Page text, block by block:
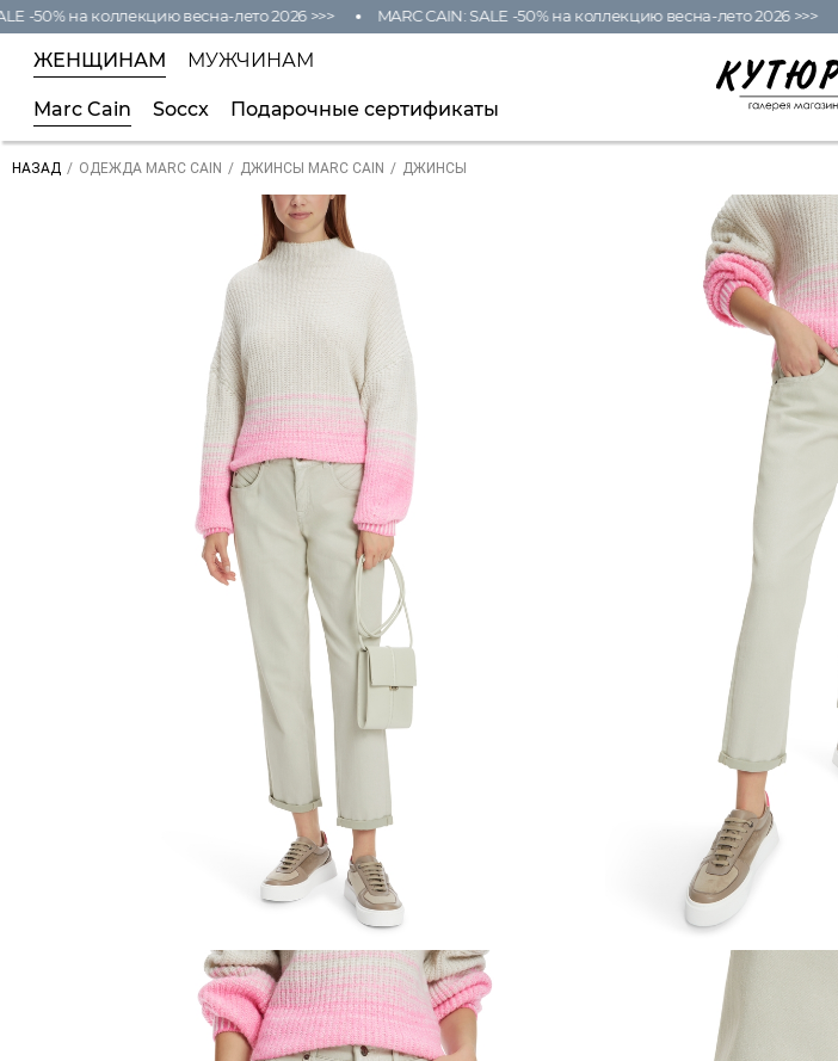
-50% на коллекцию весна-лето 2026 >>> MARC CAIN: SALE -50% на коллекцию весна-лето 2026 >>>
ЖЕНЩИНАМ МУЖЧИНАМ
Marc Cain Soccx Подарочные сертификаты
НАЗАД / ОДЕЖДА MARC CAIN / ДЖИНСЫ MARC CAIN / ДЖИНСЫ